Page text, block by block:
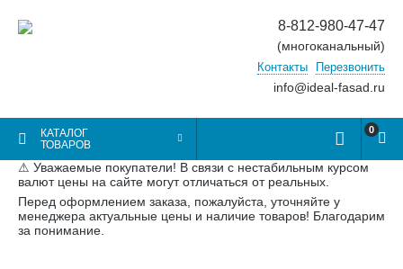
8-812-980-47-47
(многоканальный)
Контакты Перезвонить
info@ideal-fasad.ru
КАТАЛОГ
ТОВАРОВ
0
⚠ Уважаемые покупатели! В связи с нестабильным курсом
валют цены на сайте могут отличаться от реальных.
Перед оформлением заказа, пожалуйста, уточняйте у
менеджера актуальные цены и наличие товаров! Благодарим
за понимание.